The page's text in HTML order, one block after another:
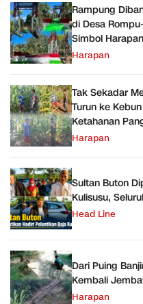
Rampung
di Desa
Simbol
Harapan
Tak Sekadar
Turun ke
Ketahanan
Harapan
Sultan Buton
Kulisusu,
Head Line
Dari Puing
Kembali
Harapan